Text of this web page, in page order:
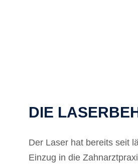
DIE
Der Laser hat bereits seit
Einzug in die